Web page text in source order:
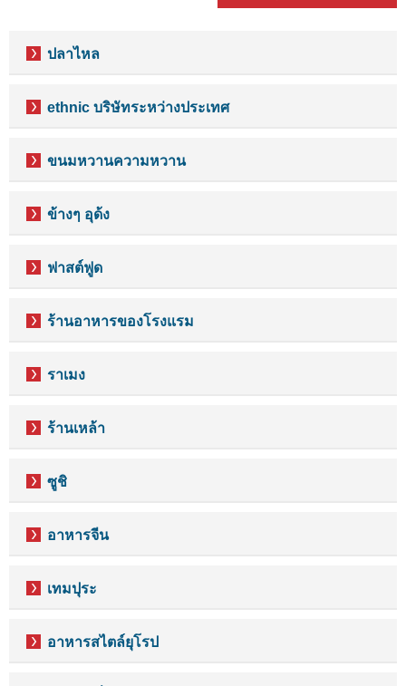
ปลาไหล
ethnic บริษัทระหว่างประเทศ
ขนมหวานความหวาน
ข้างๆ อุด้ง
ฟาสต์ฟูด
ร้านอาหารของโรงแรม
ราเมง
ร้านเหล้า
ซูชิ
อาหารจีน
เทมปุระ
อาหารสไตล์ยุโรป